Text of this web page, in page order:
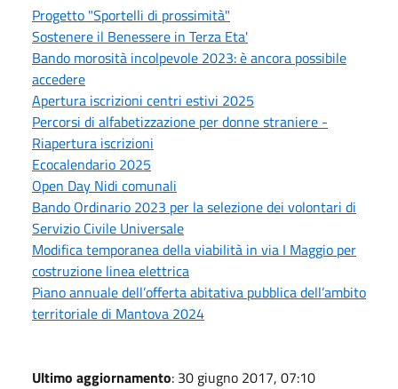
Progetto "Sportelli di prossimità"
Sostenere il Benessere in Terza Eta'
Bando morosità incolpevole 2023: è ancora possibile
accedere
Apertura iscrizioni centri estivi 2025
Percorsi di alfabetizzazione per donne straniere -
Riapertura iscrizioni
Ecocalendario 2025
Open Day Nidi comunali
Bando Ordinario 2023 per la selezione dei volontari di
Servizio Civile Universale
Modifica temporanea della viabilità in via I Maggio per
costruzione linea elettrica
Piano annuale dell’offerta abitativa pubblica dell’ambito
territoriale di Mantova 2024
Ultimo aggiornamento: 30 giugno 2017, 07:10